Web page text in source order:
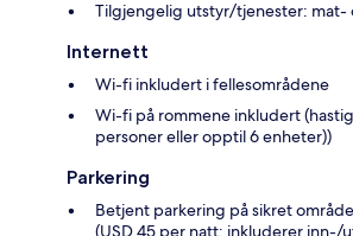
Tilgjengelig utstyr/tjenester: mat-
Internett
Wi-fi inkludert i fellesområdene
Wi-fi på rommene inkludert
personer eller opptil 6 enheter))
Parkering
Betjent parkering på sikret
(USD 45 per natt; inkluderer inn-/